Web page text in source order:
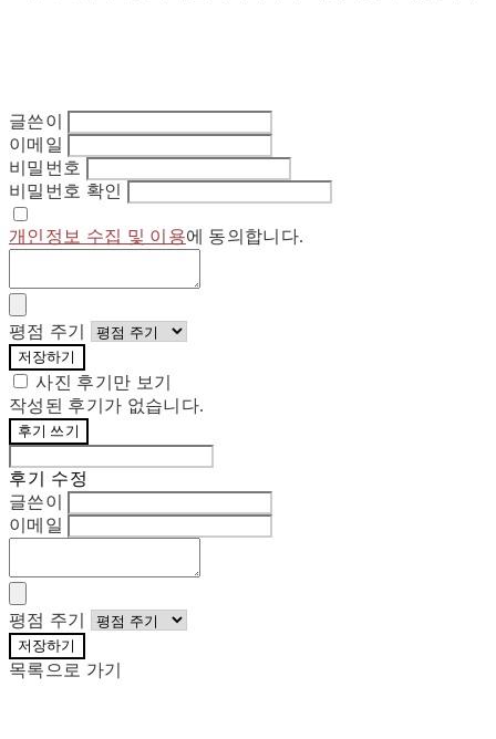
글쓴이
이메일
비밀번호
비밀번호 확인
개인정보 수집 및 이용에 동의합니다.
평점 주기
저장하기
사진 후기만 보기
작성된 후기가 없습니다.
후기 쓰기
후기 수정
글쓴이
이메일
평점 주기
저장하기
목록으로 가기